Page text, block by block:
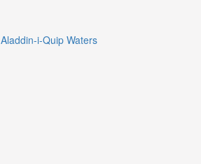
Aladdin-i-Quip Waters